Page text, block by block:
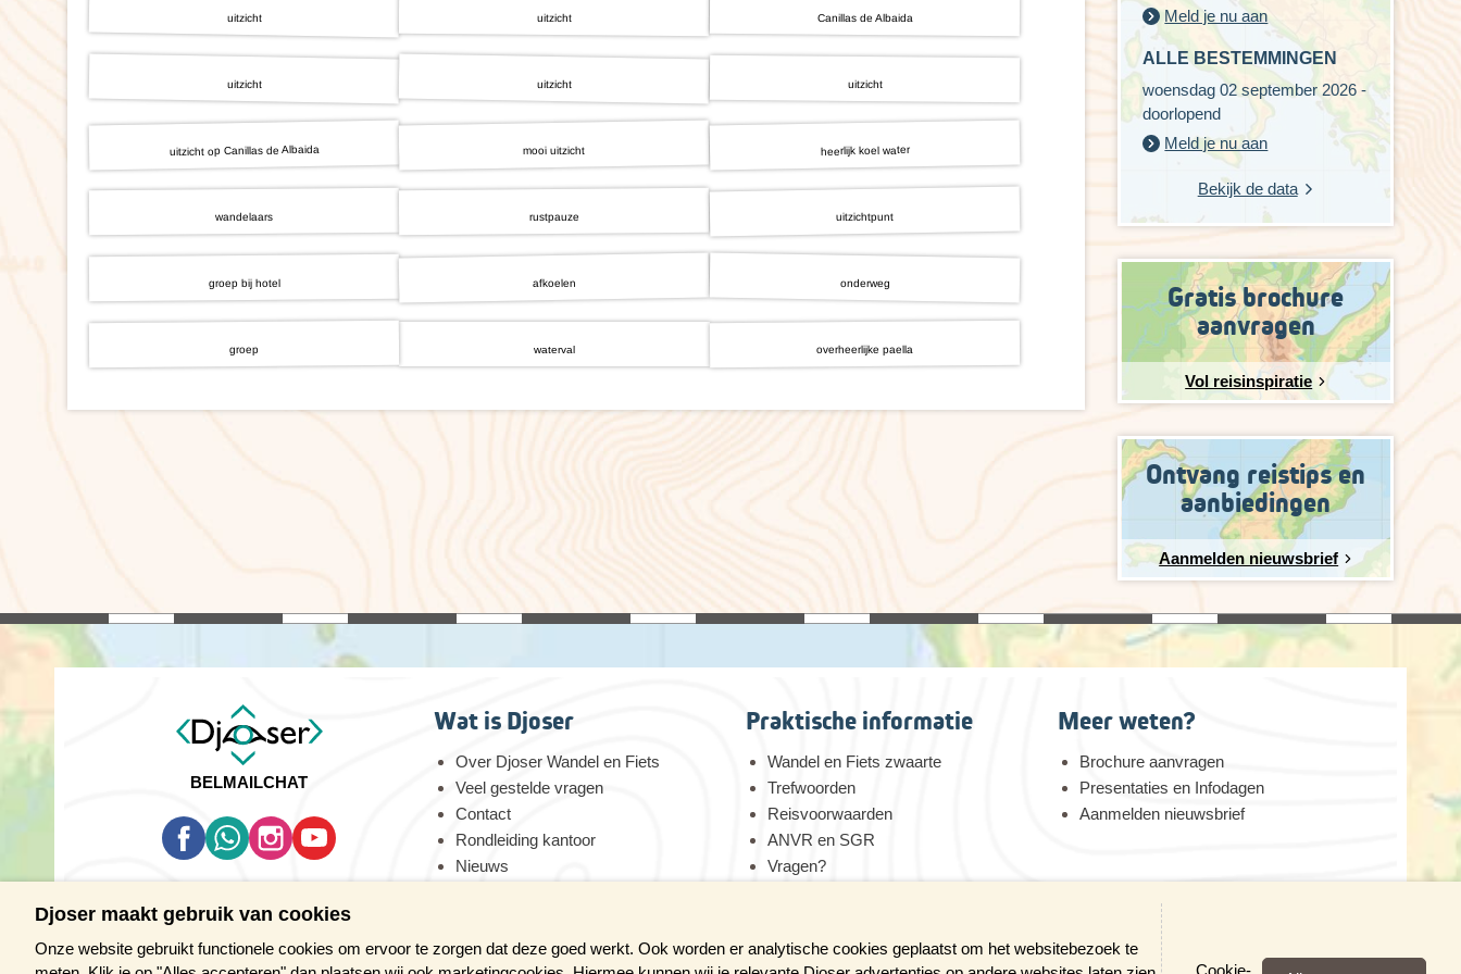
Wales, 8 dagen
uitzicht uitzicht Canillas de Albaida
uitzicht uitzicht uitzicht
uitzicht op Canillas de Albaida mooi uitzicht heerlijk koel water
wandelaars rustpauze uitzichtpunt
groep bij hotel afkoelen onderweg
groep waterval overheerlijke paella
Meld je nu aan
ALLE BESTEMMINGEN
woensdag 02 september 2026 -
doorlopend
Meld je nu aan
Bekijk de data
Gratis brochure
aanvragen
Vol reisinspiratie
Ontvang reistips en
aanbiedingen
Aanmelden nieuwsbrief
BELMAILCHAT
Wat is Djoser
Over Djoser Wandel en Fiets
Veel gestelde vragen
Contact
Rondleiding kantoor
Nieuws
Praktische informatie
Wandel en Fiets zwaarte
Trefwoorden
Reisvoorwaarden
ANVR en SGR
Vragen?
Meer weten?
Brochure aanvragen
Presentaties en Infodagen
Aanmelden nieuwsbrief
Djoser maakt gebruik van cookies
Onze website gebruikt functionele cookies om ervoor te zorgen dat deze goed werkt. Ook worden er analytische cookies geplaatst om het websitebezoek te
Cookie-